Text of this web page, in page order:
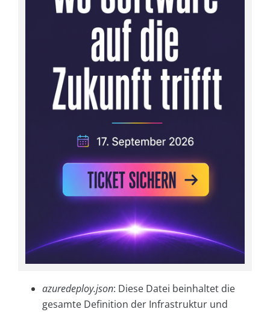
azuredeploy.json: Diese Datei beinhaltet die
gesamte Definition der Infrastruktur und